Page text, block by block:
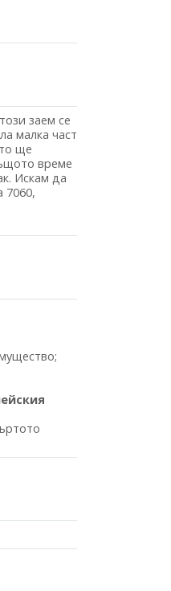
заем се
малка част
ще
време
Искам да
7060,